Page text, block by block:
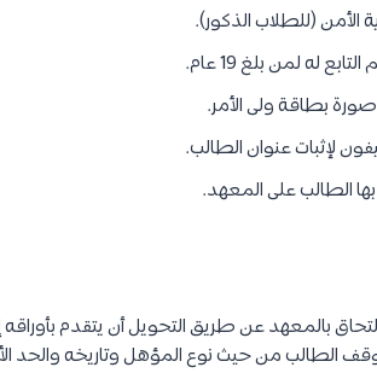
بطاقة ولى الأمر.
لإثبات عنوان الطالب.
الطالب على المعهد.
بالمعهد عن طريق التحويل أن يتقدم
الطالب من حيث نوع المؤهل وتاريخه والحد